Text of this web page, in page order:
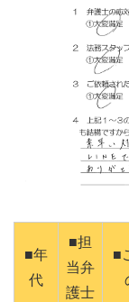
■年
代
■担
当弁
護士
■